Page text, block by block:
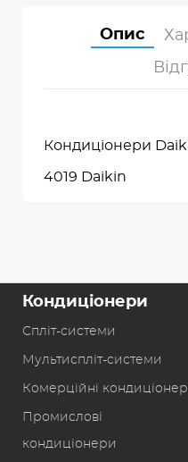
Опис
Кондиціонери
4019 Daikin
Кондиціонери
Спліт-системи
Мультиспліт-системи
Комерційні
Промислові
кондиціонери